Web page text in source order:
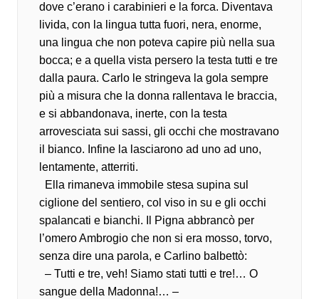
dove c’erano i carabinieri e la forca. Diventava
livida, con la lingua tutta fuori, nera, enorme,
una lingua che non poteva capire più nella sua
bocca; e a quella vista persero la testa tutti e tre
dalla paura. Carlo le stringeva la gola sempre
più a misura che la donna rallentava le braccia,
e si abbandonava, inerte, con la testa
arrovesciata sui sassi, gli occhi che mostravano
il bianco. Infine la lasciarono ad uno ad uno,
lentamente, atterriti.
Ella rimaneva immobile stesa supina sul
ciglione del sentiero, col viso in su e gli occhi
spalancati e bianchi. Il Pigna abbrancò per
l’omero Ambrogio che non si era mosso, torvo,
senza dire una parola, e Carlino balbettò:
– Tutti e tre, veh! Siamo stati tutti e tre!… O
sangue della Madonna!… –